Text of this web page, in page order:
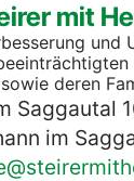
mit
und
deren
Saggautal
im